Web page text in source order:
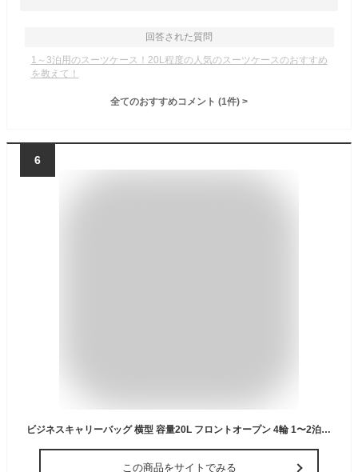
回答された質問
1～3泊用のスーツケース！20L程度の人気のスーツケースのおすすめ
を教えて！
全てのおすすめコメント (1件) >
6
ビジネスキャリーバッグ 横型 容量20L フロントオープン 4輪 1〜2泊 小型 機内持ち込み ビジネスバッグ 出張 ブラック EZ2-BAGCR014BK
この商品をサイトでみる